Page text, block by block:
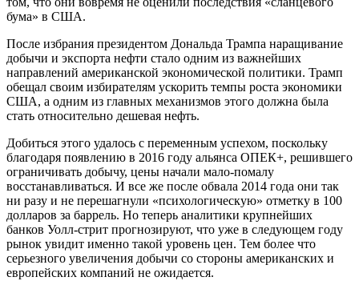
бума» в США.
После избрания президентом Дональда Трампа наращивание
добычи и экспорта нефти стало одним из важнейших
направлений американской экономической политики. Трамп
обещал своим избирателям ускорить темпы роста экономики
США, а одним из главных механизмов этого должна была
стать относительно дешевая нефть.
Добиться этого удалось с переменным успехом, поскольку
благодаря появлению в 2016 году альянса ОПЕК+, решившего
ограничивать добычу, цены начали мало-помалу
восстанавливаться. И все же после обвала 2014 года они так
ни разу и не перешагнули «психологическую» отметку в 100
долларов за баррель. Но теперь аналитики крупнейших
банков Уолл-стрит прогнозируют, что уже в следующем году
рынок увидит именно такой уровень цен. Тем более что
серьезного увеличения добычи со стороны американских и
европейских компаний не ожидается.